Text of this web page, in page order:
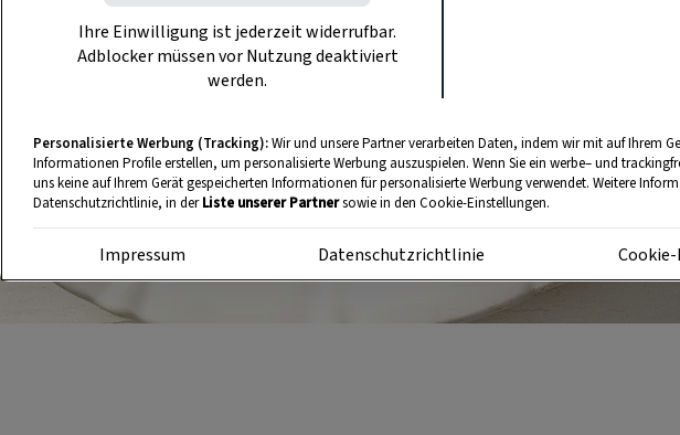
Ihre Einwilligung ist jederzeit widerrufbar.
Adblocker müssen vor Nutzung deaktiviert
werden.
Personalisierte Werbung (Tracking):Wir und unsere Partner verarbeiten Daten, indem wir mit auf Ihrem
Informationen Profile erstellen, um personalisierte Werbung auszuspielen. Wenn Sie ein werbe– und
uns keine auf Ihrem Gerät gespeicherten Informationen für personalisierte Werbung verwendet. Weitere
Datenschutzrichtlinie, in derListe unserer Partnersowie in den Cookie-Einstellungen.
Impressum Datenschutzrichtlinie